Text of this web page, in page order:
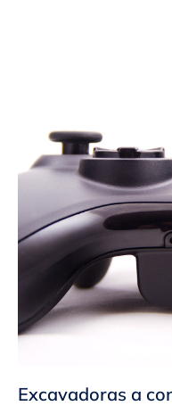
Excavadoras a